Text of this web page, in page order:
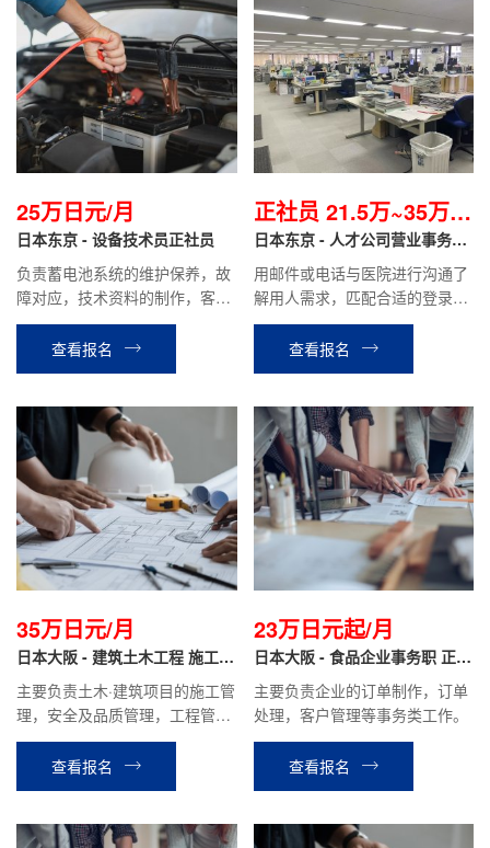
25万日元/月
日本东京 - 设备技术员正社员
负责蓄电池系统的维护保养，故
障对应，技术资料的制作，客户
对应等工作。
查看报名
正社员 21.5万~35万日
元起/月
日本东京 - 人才公司营业事务岗
用邮件或电话与医院进行沟通了
解用人需求，匹配合适的登录人
才，并进行介绍，协助人才面试
等公司安排的工作。
查看报名
35万日元/月
日本大阪 - 建筑土木工程 施工管
主要负责土木·建筑项目的施工管
理，安全及品质管理，工程管
理，图纸及相关资料的制作。
查看报名
23万日元起/月
日本大阪 - 食品企业事务职 正社
主要负责企业的订单制作，订单
处理，客户管理等事务类工作。
查看报名